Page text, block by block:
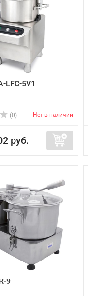
LFC-5V1
(0) Нет в наличии
руб.
9